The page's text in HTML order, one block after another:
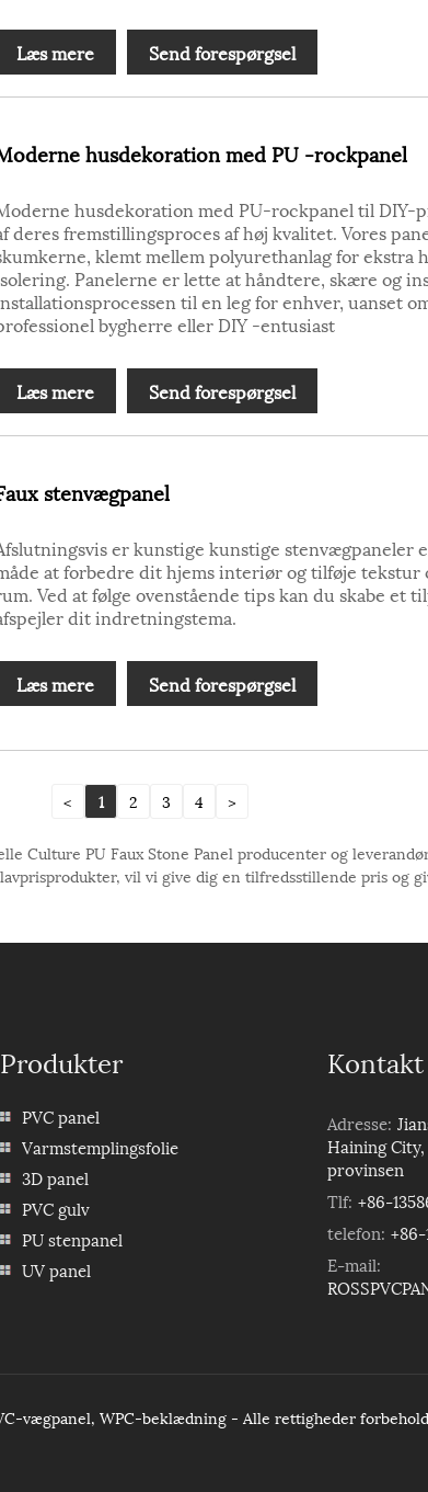
Læs mere Send forespørgsel
husdekoration med PU -rockpanel
husdekoration med PU-rockpanel til DIY-
deres fremstillingsproces af høj kvalitet. Vores
klemt mellem polyurethanlag for ekstra
Panelerne er lette at håndtere, skære og
til en leg for enhver, uanset
bygherre eller DIY -entusiast
Læs mere Send forespørgsel
stenvægpanel
er kunstige kunstige stenvægpaneler
at forbedre dit hjems interiør og tilføje tekstur
Ved at følge ovenstående tips kan du skabe et
dit indretningstema.
Læs mere Send forespørgsel
< 1 2 3 4 >
Culture PU Faux Stone Panel producenter og
vil vi give dig en tilfredsstillende pris og
Produkter
PVC panel
Varmstemplingsfolie
3D panel
PVC gulv
PU stenpanel
UV panel
Kontakt
Adresse:
Haining
provinsen
Tlf: +86-
telefon:
E-mail:
vægpanel, WPC-beklædning - Alle rettigheder